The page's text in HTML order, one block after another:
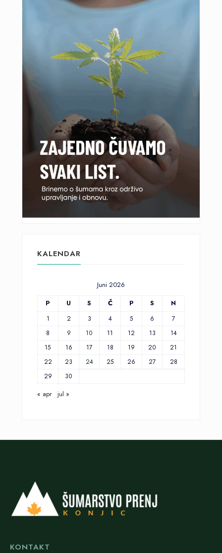
KALENDAR
Juni 2026
P
U S Č P S N
1 2 3 4 5 6
7
8
9 10 11 12 13
14
15
16 17 18 19 20
21
22
23 24 25 26 27
28
29
30
« apr jul »
KONTAKT